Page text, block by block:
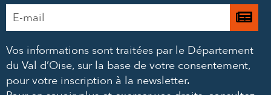
Adresse
e-
*
Je
à
Vos informations sont traitées par le Département
du Val d’Oise, sur la base de votre consentement,
pour votre inscription à la newsletter.